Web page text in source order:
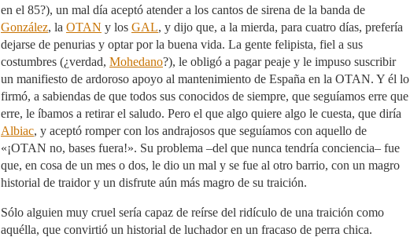
en el 85?), un mal día aceptó atender a los cantos de sirena de la banda de
González, la OTAN y los GAL, y dijo que, a la mierda, para cuatro días, prefería
dejarse de penurias y optar por la buena vida. La gente felipista, fiel a sus
costumbres (¿verdad, Mohedano?), le obligó a pagar peaje y le impuso suscribir
un manifiesto de ardoroso apoyo al mantenimiento de España en la OTAN. Y él lo
firmó, a sabiendas de que todos sus conocidos de siempre, que seguíamos erre que
erre, le íbamos a retirar el saludo. Pero el que algo quiere algo le cuesta, que diría
Albiac, y aceptó romper con los andrajosos que seguíamos con aquello de
«¡OTAN no, bases fuera!». Su problema –del que nunca tendría conciencia– fue
que, en cosa de un mes o dos, le dio un mal y se fue al otro barrio, con un magro
historial de traidor y un disfrute aún más magro de su traición.
Sólo alguien muy cruel sería capaz de reírse del ridículo de una traición como
aquélla, que convirtió un historial de luchador en un fracaso de perra chica.